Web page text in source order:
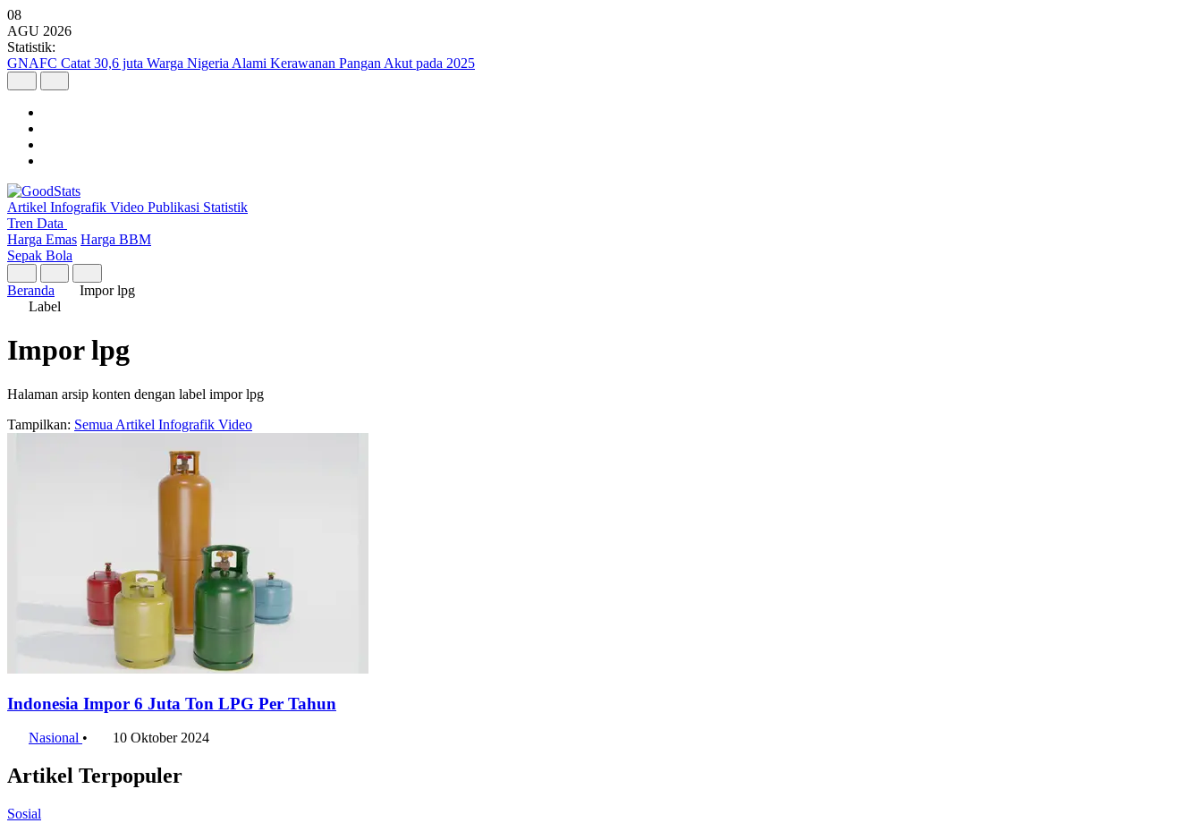
08
AGU 2026
Statistik:
GNAFC Catat 30,6 juta Warga Nigeria Alami Kerawanan Pangan Akut pada 2025
Artikel Infografik Video Publikasi Statistik
Tren Data
Harga Emas Harga BBM
Sepak Bola
Beranda
Impor lpg
Label
Impor lpg
Halaman arsip konten dengan label impor lpg
Tampilkan: Semua Artikel Infografik Video
Indonesia Impor 6 Juta Ton LPG Per Tahun
Nasional • 10 Oktober 2024
Artikel Terpopuler
Sosial